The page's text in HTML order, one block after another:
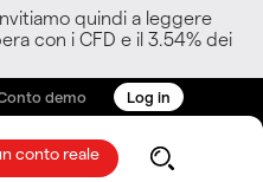
quindi a leggere
con i CFD e il 3.54% dei
demo Log in
conto reale